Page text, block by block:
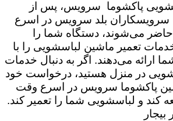
پاکشوما سرویس،‌ پس از
سرویسکاران بلد سرویس در اسرع
می‌شوند، دستگاه شما را
تعمیر ماشین لباسشویی را با
ارائه می‌دهند. اگر به دنبال خدمات
در منزل هستید، درخواست خود
پاکشوما سرویس در اسرع وقت
کند و لباسشویی شما را تعمیر کند.